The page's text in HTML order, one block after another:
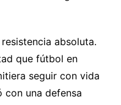
absoluta.
que fútbol en
seguir con vida
con una defensa